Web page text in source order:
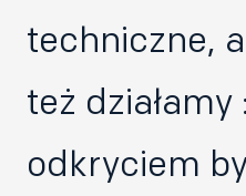
techniczne,
też działamy
odkryciem